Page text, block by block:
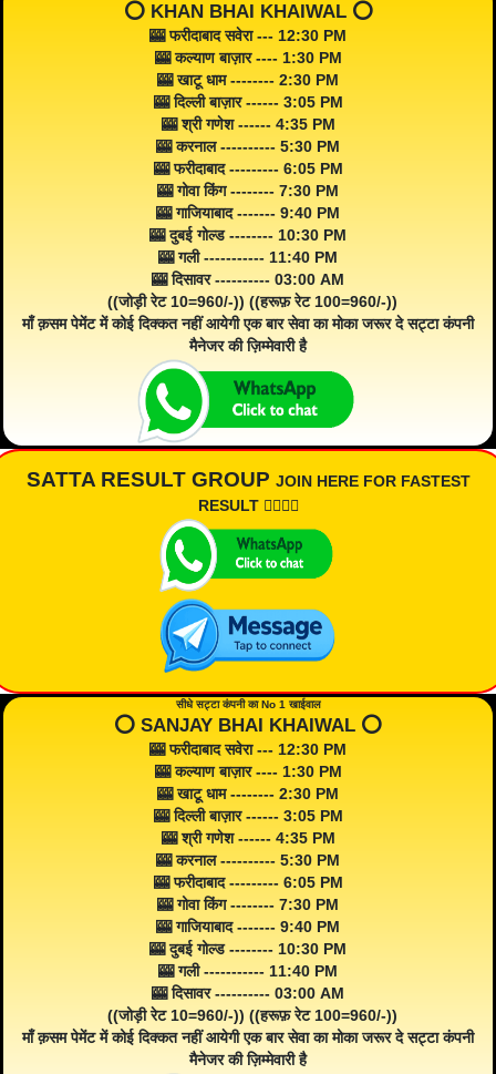
⭕️ KHAN BHAI KHAIWAL ⭕️
🎰 फरीदाबाद सवेरा --- 12:30 PM
🎰 कल्याण बाज़ार ---- 1:30 PM
🎰 खाटू धाम -------- 2:30 PM
🎰 दिल्ली बाज़ार ------ 3:05 PM
🎰 श्री गणेश ------ 4:35 PM
🎰 करनाल ---------- 5:30 PM
🎰 फरीदाबाद --------- 6:05 PM
🎰 गोवा किंग -------- 7:30 PM
🎰 गाजियाबाद ------- 9:40 PM
🎰 दुबई गोल्ड -------- 10:30 PM
🎰 गली ----------- 11:40 PM
🎰 दिसावर ---------- 03:00 AM
((जोड़ी रेट 10=960/-)) ((हरूफ़ रेट 100=960/-))
माँ क़सम पेमेंट में कोई दिक्कत नहीं आयेगी एक बार सेवा का मोका जरूर दे सट्टा कंपनी
मैनेजर की ज़िम्मेवारी है
SATTA RESULT GROUP JOIN HERE FOR FASTEST
RESULT 👇🏾👇🏾
सीधे सट्टा कंपनी का No 1 खाईवाल
⭕️ SANJAY BHAI KHAIWAL ⭕️
🎰 फरीदाबाद सवेरा --- 12:30 PM
🎰 कल्याण बाज़ार ---- 1:30 PM
🎰 खाटू धाम -------- 2:30 PM
🎰 दिल्ली बाज़ार ------ 3:05 PM
🎰 श्री गणेश ------ 4:35 PM
🎰 करनाल ---------- 5:30 PM
🎰 फरीदाबाद --------- 6:05 PM
🎰 गोवा किंग -------- 7:30 PM
🎰 गाजियाबाद ------- 9:40 PM
🎰 दुबई गोल्ड -------- 10:30 PM
🎰 गली ----------- 11:40 PM
🎰 दिसावर ---------- 03:00 AM
((जोड़ी रेट 10=960/-)) ((हरूफ़ रेट 100=960/-))
माँ क़सम पेमेंट में कोई दिक्कत नहीं आयेगी एक बार सेवा का मोका जरूर दे सट्टा कंपनी
मैनेजर की ज़िम्मेवारी है